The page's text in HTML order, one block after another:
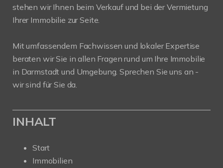
stehen wir Ihnen beim Verkauf und bei der Vermietung
Ihrer Immobilie zur Seite.
Mit umfassendem Fachwissen und lokaler Expertise
beraten wir Sie in allen Fragen rund um Ihre Immobilie
in Darmstadt und Umgebung. Sprechen Sie uns an -
wir sind für Sie da.
INHALT
Start
Immobilien